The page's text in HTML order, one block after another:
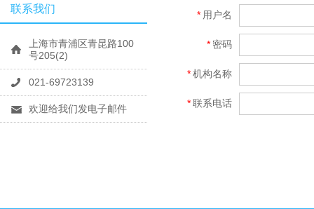
联系我们
上海市青浦区青昆路100
号205(2)
021-69723139
欢迎给我们发电子邮件
* 用户名
* 密码
*机构名称
*联系电话